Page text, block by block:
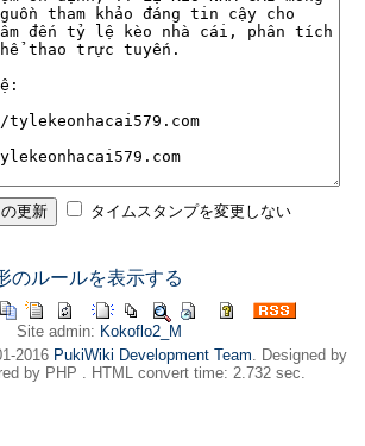
タイムスタンプを変更しない
のルールを表示する
Site admin: Kokoflo2_M
2016 PukiWiki Development Team. Designed by
by PHP . HTML convert time: 2.732 sec.